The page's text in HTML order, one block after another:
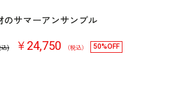
のサマーアンサンブル
込) ￥24,750 （税込） 50%OFF